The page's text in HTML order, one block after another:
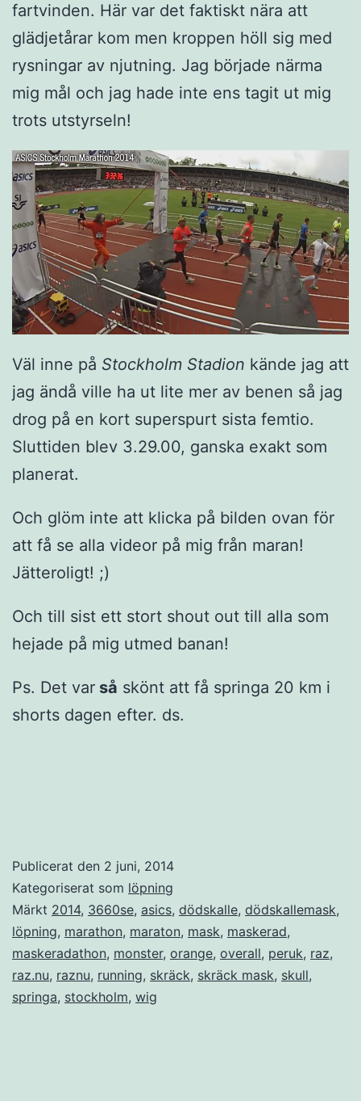
fartvinden. Här var det faktiskt nära att
glädjetårar kom men kroppen höll sig med
rysningar av njutning. Jag började närma
mig mål och jag hade inte ens tagit ut mig
trots utstyrseln!
Väl inne på Stockholm Stadion kände jag att
jag ändå ville ha ut lite mer av benen så jag
drog på en kort superspurt sista femtio.
Sluttiden blev 3.29.00, ganska exakt som
planerat.
Och glöm inte att klicka på bilden ovan för
att få se alla videor på mig från maran!
Jätteroligt! ;)
Och till sist ett stort shout out till alla som
hejade på mig utmed banan!
Ps. Det var så skönt att få springa 20 km i
shorts dagen efter. ds.
Publicerat den 2 juni, 2014
Kategoriserat som löpning
Märkt 2014, 3660se, asics, dödskalle, dödskallemask,
löpning, marathon, maraton, mask, maskerad,
maskeradathon, monster, orange, overall, peruk, raz,
raz.nu, raznu, running, skräck, skräck mask, skull,
springa, stockholm, wig